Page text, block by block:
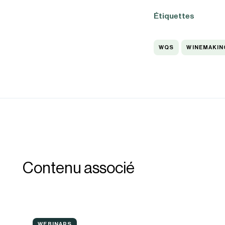
Étiquettes
WQS
WQS
Contenu associé
Longévité